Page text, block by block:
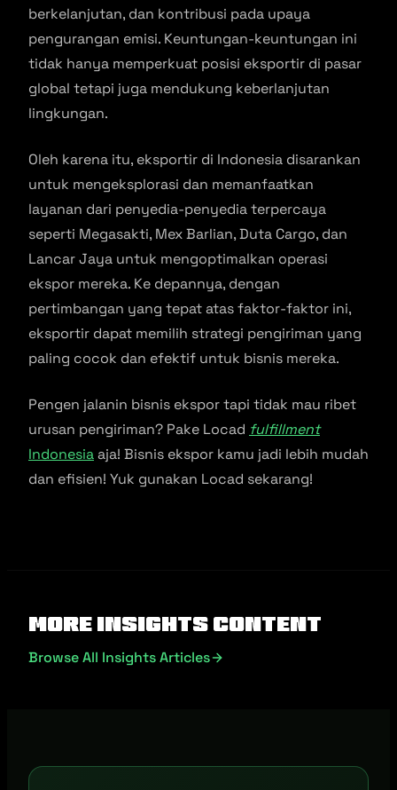
berkelanjutan, dan kontribusi pada upaya
pengurangan emisi. Keuntungan-keuntungan ini
tidak hanya memperkuat posisi eksportir di pasar
global tetapi juga mendukung keberlanjutan
lingkungan.
Oleh karena itu, eksportir di Indonesia disarankan
untuk mengeksplorasi dan memanfaatkan
layanan dari penyedia-penyedia terpercaya
seperti Megasakti, Mex Barlian, Duta Cargo, dan
Lancar Jaya untuk mengoptimalkan operasi
ekspor mereka. Ke depannya, dengan
pertimbangan yang tepat atas faktor-faktor ini,
eksportir dapat memilih strategi pengiriman yang
paling cocok dan efektif untuk bisnis mereka.
Pengen jalanin bisnis ekspor tapi tidak mau ribet
urusan pengiriman? Pake Locad fulfillment
Indonesiaaja! Bisnis ekspor kamu jadi lebih mudah
dan efisien! Yuk gunakan Locad sekarang!
More Insights Content
Browse All Insights Articles